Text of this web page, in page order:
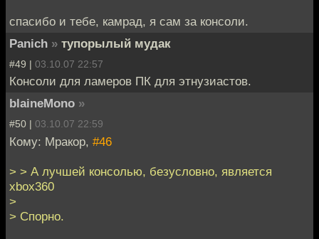
спасибо и тебе, камрад, я сам за консоли.
Panich » тупорылый мудак
#49 | 03.10.07 22:57
Консоли для ламеров ПК для этнузиастов.
blaineMono »
#50 | 03.10.07 22:59
Кому: Мракор, #46
> > А лучшей консолью, безусловно, является
xbox360
>
> Спорно.